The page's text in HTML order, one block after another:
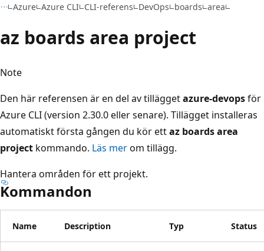
Azure Azure CLI CLI-referens DevOps boards area
az boards area project
Note
Den här referensen är en del av tilläggetazure-devopsför
Azure CLI (version 2.30.0 eller senare). Tillägget installeras
automatiskt första gången du kör ettaz boards area
project kommando. Läs merom tillägg.
Hantera områden för ett projekt.
Kommandon
Name Description Typ Status